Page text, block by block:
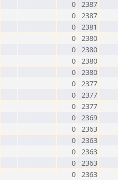
0 2387
0 2387
0 2381
0 2380
0 2380
0 2380
0 2380
0 2377
0 2377
0 2377
0 2369
0 2363
0 2363
0 2363
0 2363
0 2363